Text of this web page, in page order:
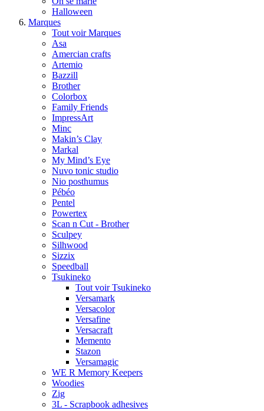
Halloween
Marques
Tout voir Marques
Asa
Amercian crafts
Artemio
Bazzill
Brother
Colorbox
Family Friends
ImpressArt
Minc
Makin’s Clay
Markal
My Mind’s Eye
Nuvo tonic studio
Nio posthumus
Pébéo
Pentel
Powertex
Scan n Cut - Brother
Sculpey
Silhwood
Sizzix
Speedball
Tsukineko
Tout voir Tsukineko
Versamark
Versacolor
Versafine
Versacraft
Memento
Stazon
Versamagic
WE R Memory Keepers
Woodies
Zig
3L - Scrapbook adhesives